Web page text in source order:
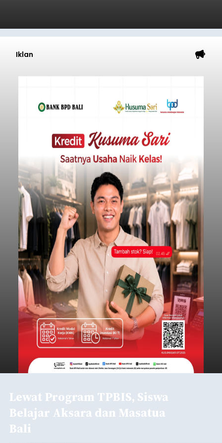
Iklan
Lewat Program TPBIS, Siswa
Belajar Aksara dan Masatua
Bali